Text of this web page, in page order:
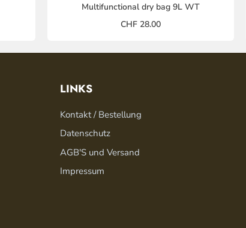
Multifunctional dry bag 9L WT
CHF 28.00
LINKS
Kontakt / Bestellung
Datenschutz
AGB'S und Versand
Impressum